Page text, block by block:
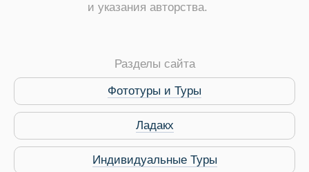
Путеводитель по
и указания авторства.
Разделы сайта
Фототуры и Туры
Ладакх
Индивидуальные Туры